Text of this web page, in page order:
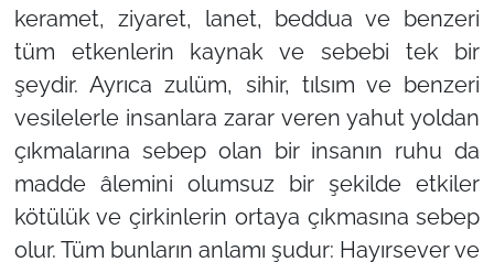
keramet, ziyaret, lanet, beddua ve benzeri
tüm etkenlerin kaynak ve sebebi tek bir
şeydir. Ayrıca zulüm, sihir, tılsım ve benzeri
vesilelerle insanlara zarar veren yahut yoldan
çıkmalarına sebep olan bir insanın ruhu da
madde âlemini olumsuz bir şekilde etkiler
kötülük ve çirkinlerin ortaya çıkmasına sebep
olur. Tüm bunların anlamı şudur: Hayırsever ve